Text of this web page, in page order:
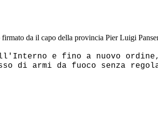
da il capo della provincia Pier Luigi
e fino a nuovo
armi da fuoco senza